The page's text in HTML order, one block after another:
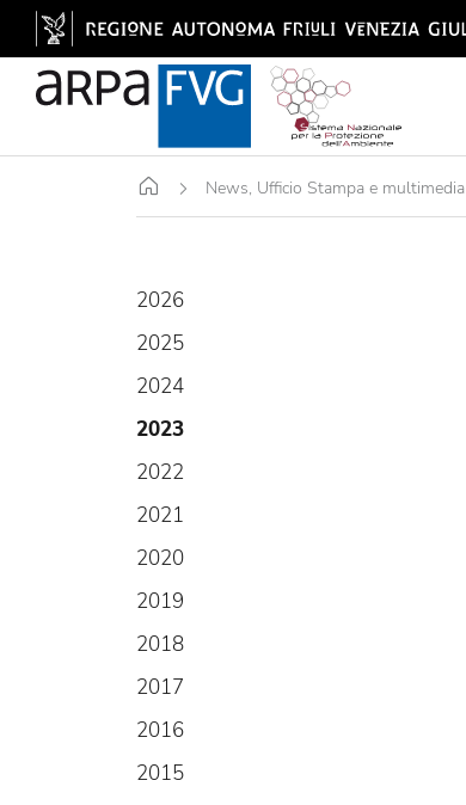
Home News, Ufficio Stampa e multimedia
2026
2025
2024
2023
2022
2021
2020
2019
2018
2017
2016
2015